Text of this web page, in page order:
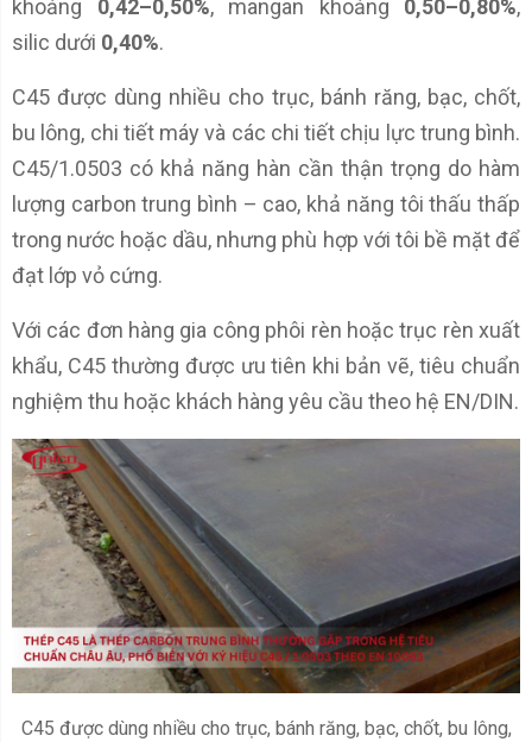
khoảng 0,42–0,50%, mangan khoảng 0,50–0,80%,
silic dưới 0,40%.
C45 được dùng nhiều cho trục, bánh răng, bạc, chốt,
bu lông, chi tiết máy và các chi tiết chịu lực trung bình.
C45/1.0503 có khả năng hàn cần thận trọng do hàm
lượng carbon trung bình – cao, khả năng tôi thấu thấp
trong nước hoặc dầu, nhưng phù hợp với tôi bề mặt để
đạt lớp vỏ cứng.
Với các đơn hàng gia công phôi rèn hoặc trục rèn xuất
khẩu, C45 thường được ưu tiên khi bản vẽ, tiêu chuẩn
nghiệm thu hoặc khách hàng yêu cầu theo hệ EN/DIN.
C45 được dùng nhiều cho trục, bánh răng, bạc, chốt, bu lông,